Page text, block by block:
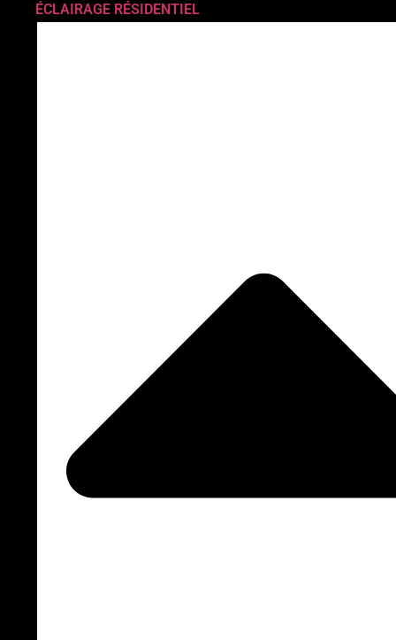
ÉCLAIRAGE RÉSIDENTIEL